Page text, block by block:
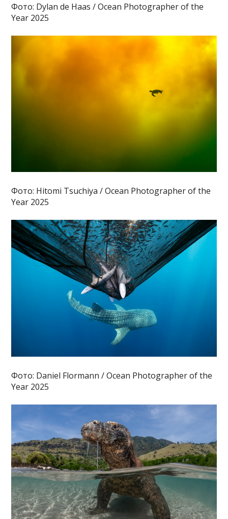
Фото: Dylan de Haas / Ocean Photographer of the
Year 2025
Фото: Hitomi Tsuchiya / Ocean Photographer of the
Year 2025
Фото: Daniel Flormann / Ocean Photographer of the
Year 2025